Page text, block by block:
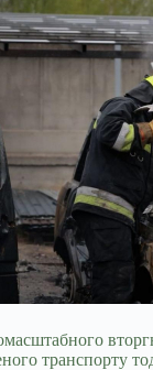
транспорту